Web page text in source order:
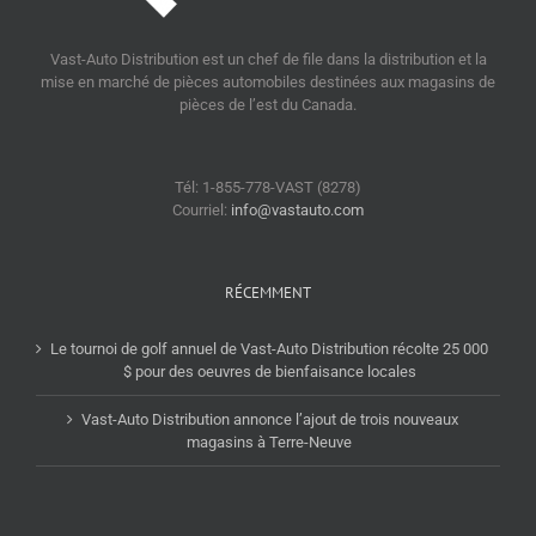
Vast-Auto Distribution est un chef de file dans la distribution et la
mise en marché de pièces automobiles destinées aux magasins de
pièces de l’est du Canada.
Tél: 1-855-778-VAST (8278)
Courriel: info@vastauto.com
RÉCEMMENT
Le tournoi de golf annuel de Vast-Auto Distribution récolte 25 000
$ pour des oeuvres de bienfaisance locales
Vast-Auto Distribution annonce l’ajout de trois nouveaux
magasins à Terre-Neuve